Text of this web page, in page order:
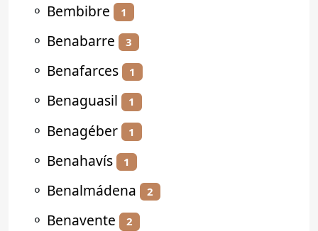
⚬ Bembibre 1
⚬ Benabarre 3
⚬ Benafarces 1
⚬ Benaguasil 1
⚬ Benagéber 1
⚬ Benahavís 1
⚬ Benalmádena 2
⚬ Benavente 2